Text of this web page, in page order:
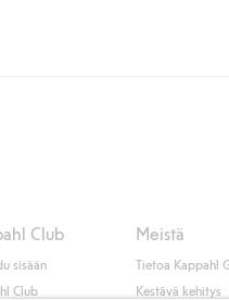
toimituksen
Club
sisään
Club
Meistä
Tietoa Kappahl
Kestävä kehitys